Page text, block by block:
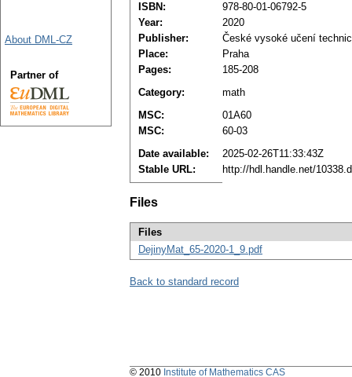
ISBN:
978-80-01-06792-5
Year:
2020
Publisher:
České vysoké učení
Place:
Praha
Pages:
185-208
Category:
math
MSC:
01A60
MSC:
60-03
Date available:
2025-02-26T11:33:43Z
Stable URL:
http://hdl.handle.net/
Files
Files
DejinyMat_65-2020-1_9.pdf
Back to standard record
About DML-CZ
Partner of
© 2010 Institute of Mathematics CAS